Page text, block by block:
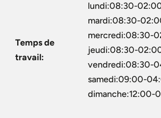
Temps de
travail:
lundi:08:30-
mardi:08:30-
mercredi:08:30-
jeudi:08:30-
vendredi:08:30-
samedi:09:00-
dimanche:12:00-